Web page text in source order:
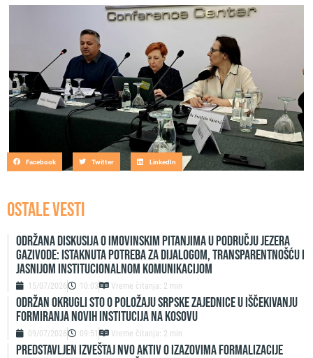
Facebook Twitter LinkedIn
OSTALE VESTI
Održana diskusija o imovinskim pitanjima u području jezera
Gazivode: Istaknuta potreba za dijalogom, transparentnošću i
jasnijom institucionalnom komunikacijom
15/07/2026 10:03 Vreme čitanja: 2 min
ODRŽAN OKRUGLI STO O POLOŽAJU SRPSKE ZAJEDNICE U IŠČEKIVANJU
FORMIRANJA NOVIH INSTITUCIJA NA KOSOVU
09/07/2026 09:51 Vreme čitanja: 2 min
Predstavljen izveštaj NVO Aktiv o izazovima formalizacije